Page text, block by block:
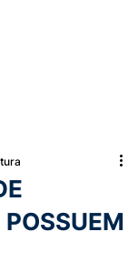
POSSUEM